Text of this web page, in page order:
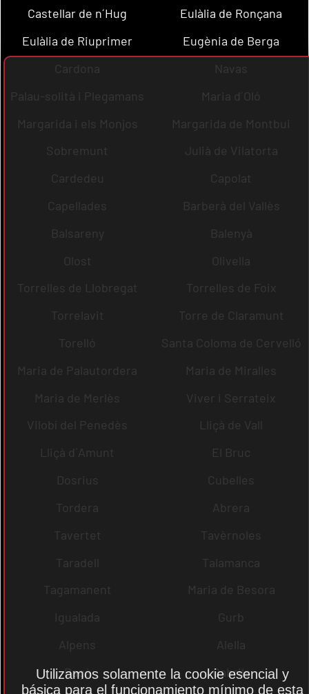
Castellar de n´Hug
Eulàlia de Ronçana
Eulàlia de Riuprimer
Eugènia de Berga
Cardona
Navas
Palau-solità i Plegamans
Maria d´Oló
Margarida i els Monjos
Margarida de Montbui
Sobremunt
Julià de Vilatorta
Cardedeu
Capolat
Capellades
Barberà del Vallès
Balsareny
Balenyà
Olost
Olivella
Torrelles de Llobregat
Torrelles de Foix
Torrelavit
Torre de Claramunt
Torelló
Santa Coloma de Cervelló
Maria de Palautordera
Maria de Miralles
Maria de Merlès
Viver i Serrateix
Vilobí del Penedès
Lliçà de Vall
Lliçà d´Amunt
El Bruc
Dosrius
Cubelles
Tordera
Abrera
Tavertet
Tavèrnoles
Taradell
Talamanca
Tagamanent
Maria de Besora
Igualada
Gurb
Alpens
Alella
Bagà
Cabrils
Utilizamos solamente la cookie esencial y
básica para el funcionamiento mínimo de esta